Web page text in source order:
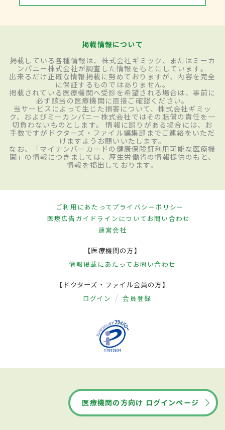
掲載情報について
掲載している各種情報は、株式会社ギミック、またはミーカ
ンパニー株式会社が調査した情報をもとにしています。
出来るだけ正確な情報掲載に努めておりますが、内容を完全
に保証するものではありません。
掲載されている医療機関へ受診を希望される場合は、事前に
必ず該当の医療機関に直接ご確認ください。
当サービスによって生じた損害について、株式会社ギミッ
ク、およびミーカンパニー株式会社ではその賠償の責任を一
切負わないものとします。 情報に誤りがある場合には、お
手数ですがドクターズ・ファイル編集部までご連絡をいただ
けますようお願いいたします。
なお、「マイナンバーカードの健康保険証利用可能な医療機
関」の情報につきましては、厚生労働省の情報提供のもと、
情報を掲出しております。
ご利用にあたってプライバシーポリシー
医療広告ガイドラインについてお問い合わせ
運営会社
【医療機関の方】
情報掲載にあたって お問い合わせ
【ドクターズ・ファイル会員の方】
ログイン 会員登録
医療機関の方向け ログインページ